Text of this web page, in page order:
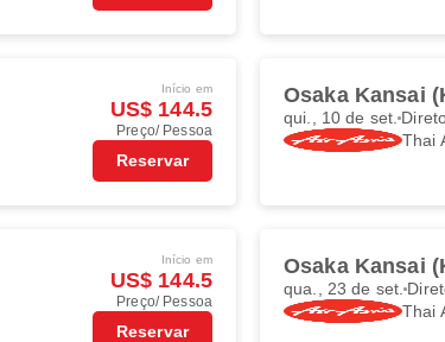
Início em
US$ 144.5
Preço/ Pessoa
Reservar
Osaka Kansai
qui., 10 de set.
Thai
Início em
US$ 144.5
Preço/ Pessoa
Reservar
Osaka Kansai
qua., 23 de set.
Thai